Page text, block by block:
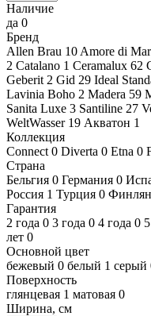
Наличие
да 0
Бренд
Allen Brau 10 Amore di
2 Catalano 1 Ceramalux 62
Geberit 2 Gid 29 Ideal
Lavinia Boho 2 Madera 59
Sanita Luxe 3 Santiline 27
WeltWasser 19 Акватон 1
Коллекция
Connect 0 Diverta 0 Etna 0
Страна
Бельгия 0 Германия 0
Россия 1 Турция 0
Гарантия
2 года 0 3 года 0 4 года 0
лет 0
Основной цвет
бежевый 0 белый 1 серый
Поверхность
глянцевая 1 матовая 0
Ширина, см